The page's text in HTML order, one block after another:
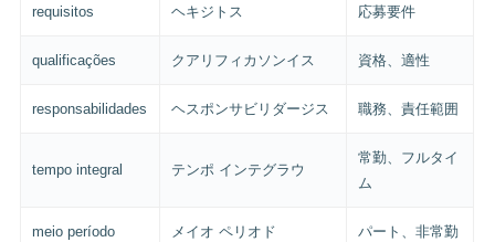
requisitos ヘキジトス 応募要件
qualificações クアリフィカソンイス 資格、適性
responsabilidades ヘスポンサビリダージス 職務、責任範囲
tempo integral テンポ インテグラウ
常勤、フルタイ
ム
meio período メイオ ペリオド パート、非常勤